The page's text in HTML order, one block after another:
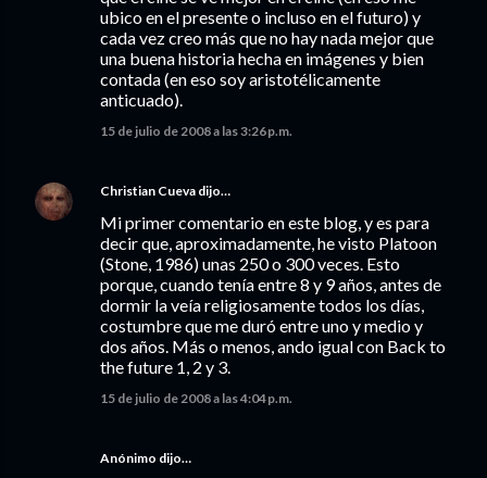
ubico en el presente o incluso en el futuro) y
cada vez creo más que no hay nada mejor que
una buena historia hecha en imágenes y bien
contada (en eso soy aristotélicamente
anticuado).
15 de julio de 2008 a las 3:26 p.m.
Christian Cueva dijo…
Mi primer comentario en este blog, y es para
decir que, aproximadamente, he visto Platoon
(Stone, 1986) unas 250 o 300 veces. Esto
porque, cuando tenía entre 8 y 9 años, antes de
dormir la veía religiosamente todos los días,
costumbre que me duró entre uno y medio y
dos años. Más o menos, ando igual con Back to
the future 1, 2 y 3.
15 de julio de 2008 a las 4:04 p.m.
Anónimo dijo…